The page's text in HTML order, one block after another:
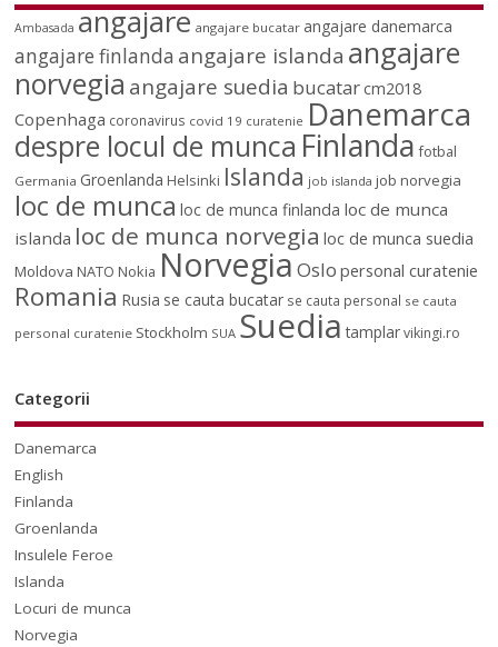
Ambasada angajare angajare bucatar angajare danemarca
angajare finlanda angajare islanda angajare
norvegia angajare suedia bucatarcm2018
Copenhaga coronavirus covid 19 curatenie Danemarca
despre locul de munca Finlanda fotbal
Germania Groenlanda Helsinki Islanda job islanda job norvegia
loc de munca loc de munca finlanda loc de munca
islanda loc de munca norvegia loc de munca suedia
Moldova NATO Nokia NorvegiaOslo personal curatenie
Romania Rusia se cauta bucatar se cauta personal se cauta
personal curatenie Stockholm SUA Suedia tamplar vikingi.ro
Categorii
Danemarca
English
Finlanda
Groenlanda
Insulele Feroe
Islanda
Locuri de munca
Norvegia